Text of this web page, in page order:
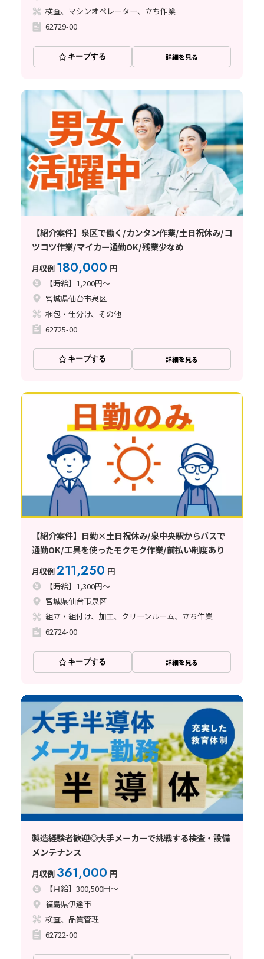
検査、マシンオペレーター、立ち作業
62729-00
キープする 詳細を見る
【紹介案件】泉区で働く/カンタン作業/土日祝休み/コ
ツコツ作業/マイカー通勤OK/残業少なめ
月収例 180,000 円
【時給】1,200円～
宮城県仙台市泉区
梱包・仕分け、その他
62725-00
キープする 詳細を見る
【紹介案件】日勤×土日祝休み/泉中央駅からバスで
通勤OK/工具を使ったモクモク作業/前払い制度あり
月収例211,250 円
【時給】1,300円～
宮城県仙台市泉区
組立・組付け、加工、クリーンルーム、立ち作業
62724-00
キープする 詳細を見る
製造経験者歓迎◎大手メーカーで挑戦する検査・設備
メンテナンス
月収例 361,000 円
【月給】300,500円～
福島県伊達市
検査、品質管理
62722-00